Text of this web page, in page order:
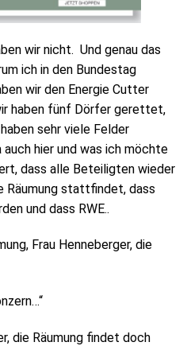
wir nicht. Und genau das
ich in den Bundestag
wir den Energie Cutter
haben fünf Dörfer gerettet,
sehr viele Felder
hier und was ich möchte
dass alle Beteiligten wieder
Räumung stattfindet, dass
und dass RWE..
Frau Henneberger, die
die Räumung findet doch